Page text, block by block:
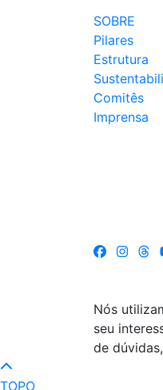
SOBRE
Pilares
Estrutura
Comitês
Imprensa
Nós
seu
de
TOPO